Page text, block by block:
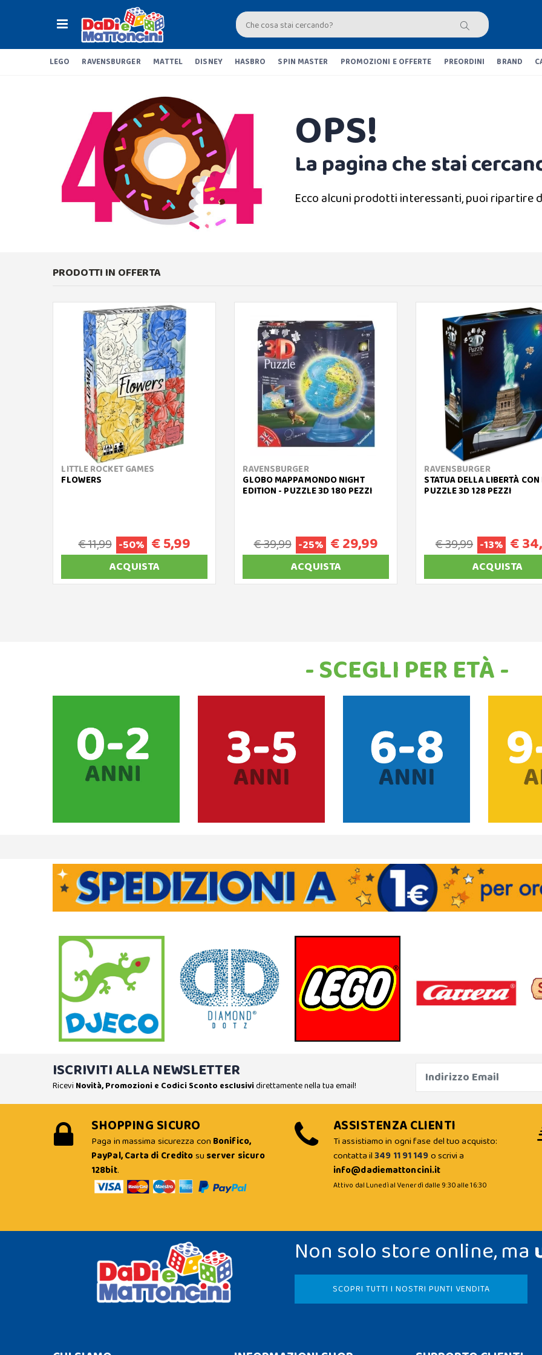
LEGO RAVENSBURGER MATTEL DISNEY HASBRO SPIN MASTER PROMOZIONI E OFFERTE PREORDINI BRAND
OPS!
La pagina che stai
Ecco alcuni prodotti interessanti, puoi ripartire
PRODOTTI IN OFFERTA
LITTLE ROCKET GAMES
FLOWERS
€ 11,99 -50% € 5,99
ACQUISTA
RAVENSBURGER
GLOBO MAPPAMONDO NIGHT
EDITION - PUZZLE 3D 180 PEZZI
€ 39,99 -25% € 29,99
ACQUISTA
RAVENSBURGER
STATUA DELLA LIBERTÀ
PUZZLE 3D 128 PEZZI
€ 39,99 -13% €
ACQUISTA
- SCEGLI PER ETÀ -
ISCRIVITI ALLA NEWSLETTER
Ricevi Novità, Promozioni e Codici Sconto esclusividirettamente nella tua email!
SHOPPING SICURO
Paga in massima sicurezza con Bonifico,
PayPal, Carta di Creditosu server sicuro
128bit.
ASSISTENZA CLIENTI
Ti assistiamo in ogni fase del tuo acquisto:
contatta il349 11 91 149o scrivi a
info@dadiemattoncini.it
Attivo dal Lunedì al Venerdì dalle 9:30 alle 16:30
Non solo store online, ma
SCOPRI TUTTI I NOSTRI PUNTI VENDITA